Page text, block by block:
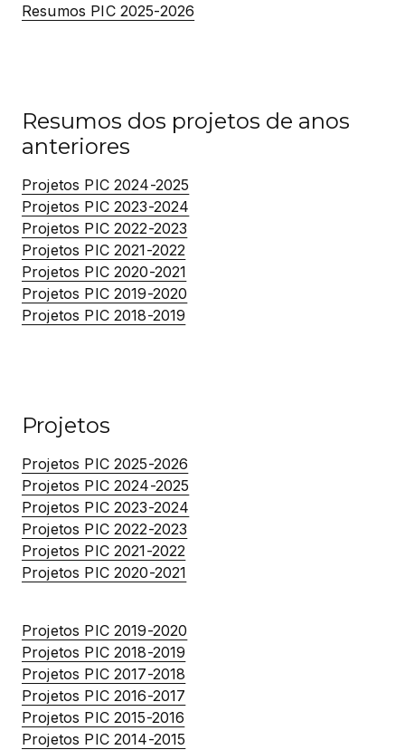
Resumos PIC 2025-2026
Resumos dos projetos de anos
anteriores
Projetos PIC 2024-2025
Projetos PIC 2023-2024
Projetos PIC 2022-2023
Projetos PIC 2021-2022
Projetos PIC 2020-2021
Projetos PIC 2019-2020
Projetos PIC 2018-2019
Projetos
Projetos PIC 2025-2026
Projetos PIC 2024-2025
Projetos PIC 2023-2024
Projetos PIC 2022-2023
Projetos PIC 2021-2022
Projetos PIC 2020-2021
Projetos PIC 2019-2020
Projetos PIC 2018-2019
Projetos PIC 2017-2018
Projetos PIC 2016-2017
Projetos PIC 2015-2016
Projetos PIC 2014-2015